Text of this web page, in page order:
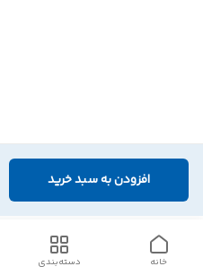
افزودن به سبد خرید
دسته‌بندی خانه